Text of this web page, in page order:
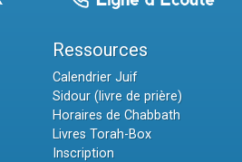
Ressources
Calendrier Juif
Sidour (livre de prière)
Horaires de Chabbath
Livres Torah-Box
Inscription